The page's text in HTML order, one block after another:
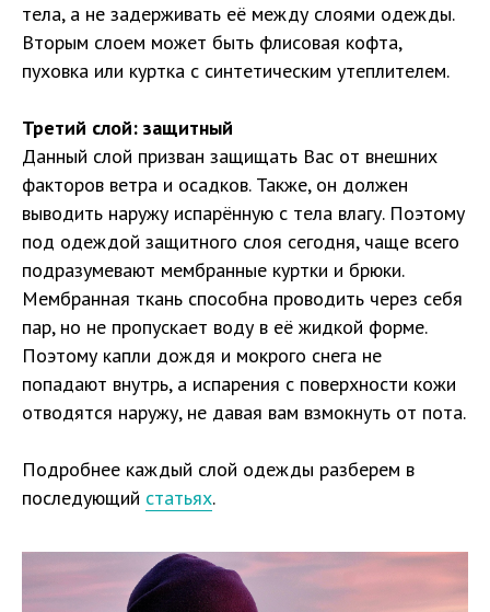
тела, а не задерживать её между слоями одежды.
Вторым слоем может быть флисовая кофта,
пуховка или куртка с синтетическим утеплителем.
Третий слой: защитный
Данный слой призван защищать Вас от внешних
факторов ветра и осадков. Также, он должен
выводить наружу испарённую с тела влагу. Поэтому
под одеждой защитного слоя сегодня, чаще всего
подразумевают мембранные куртки и брюки.
Мембранная ткань способна проводить через себя
пар, но не пропускает воду в её жидкой форме.
Поэтому капли дождя и мокрого снега не
попадают внутрь, а испарения с поверхности кожи
отводятся наружу, не давая вам взмокнуть от пота.
Подробнее каждый слой одежды разберем в
последующий статьях.